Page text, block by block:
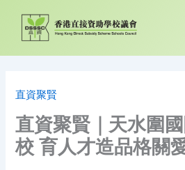
要
直資聚賢
直資聚賢｜天水圍
校 育人才造品格關